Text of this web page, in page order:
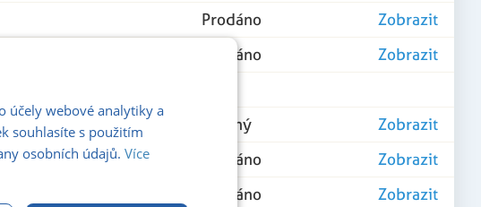
Prodáno
Zobrazit
Prodáno
Zobrazit
3 895 000 Kč Volný
Zobrazit
Prodáno
Zobrazit
Prodáno
Zobrazit
účely webové analytiky a
souhlasíte s použitím
osobních údajů. Více